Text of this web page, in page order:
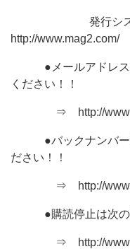
発行システム
http://www.mag2.com/
●メールアドレスの
ください！！
⇒ http://
●バックナンバー閲
ださい！！
⇒ http://
●購読停止は次の
⇒ http://